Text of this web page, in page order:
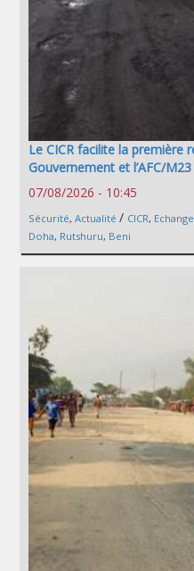
Le CICR facilite la première
Gouvernement et l’AFC/M23
07/08/2026 - 10:45
Sécurité, Actualité / CICR,
Doha, Rutshuru, Beni